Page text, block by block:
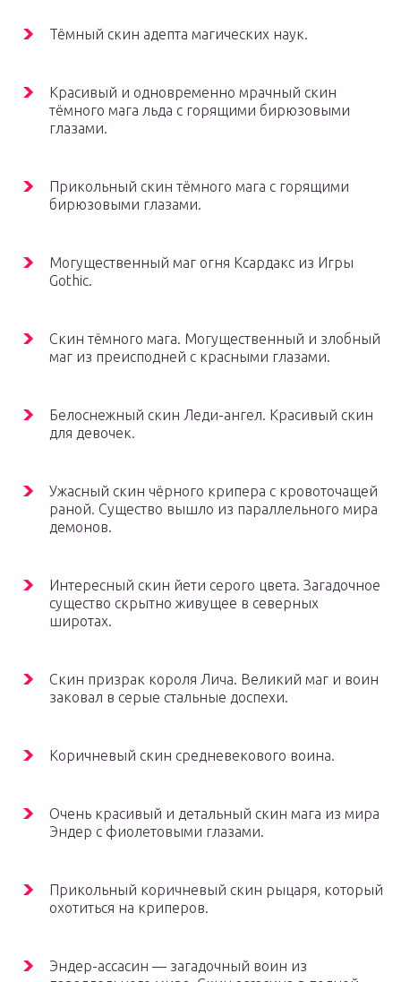
Тёмный скин адепта магических наук.
Красивый и одновременно мрачный скин
тёмного мага льда с горящими бирюзовыми
глазами.
Прикольный скин тёмного мага с горящими
бирюзовыми глазами.
Могущественный маг огня Ксардакс из Игры
Gothic.
Скин тёмного мага. Могущественный и злобный
маг из преисподней с красными глазами.
Белоснежный скин Леди-ангел. Красивый скин
для девочек.
Ужасный скин чёрного крипера с кровоточащей
раной. Существо вышло из параллельного мира
демонов.
Интересный скин йети серого цвета. Загадочное
существо скрытно живущее в северных
широтах.
Скин призрак короля Лича. Великий маг и воин
заковал в серые стальные доспехи.
Коричневый скин средневекового воина.
Очень красивый и детальный скин мага из мира
Эндер с фиолетовыми глазами.
Прикольный коричневый скин рыцаря, который
охотиться на криперов.
Эндер-ассасин — загадочный воин из